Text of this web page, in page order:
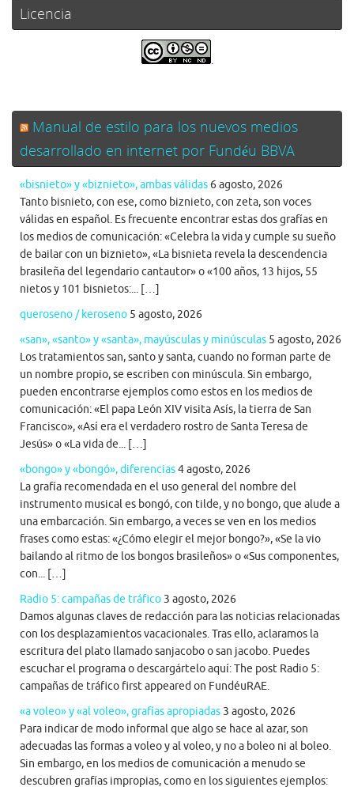
Licencia
.
Manual de estilo para los nuevos medios
desarrollado en internet por Fundéu BBVA
«bisnieto» y «biznieto», ambas válidas 6 agosto, 2026
Tanto bisnieto, con ese, como biznieto, con zeta, son voces
válidas en español. Es frecuente encontrar estas dos grafías en
los medios de comunicación: «Celebra la vida y cumple su sueño
de bailar con un biznieto», «La bisnieta revela la descendencia
brasileña del legendario cantautor» o «100 años, 13 hijos, 55
nietos y 101 bisnietos:... […]
queroseno / keroseno 5 agosto, 2026
«san», «santo» y «santa», mayúsculas y minúsculas 5 agosto, 2026
Los tratamientos san, santo y santa, cuando no forman parte de
un nombre propio, se escriben con minúscula. Sin embargo,
pueden encontrarse ejemplos como estos en los medios de
comunicación: «El papa León XIV visita Asís, la tierra de San
Francisco», «Así era el verdadero rostro de Santa Teresa de
Jesús» o «La vida de... […]
«bongo» y «bongó», diferencias4 agosto, 2026
La grafía recomendada en el uso general del nombre del
instrumento musical es bongó, con tilde, y no bongo, que alude a
una embarcación. Sin embargo, a veces se ven en los medios
frases como estas: «¿Cómo elegir el mejor bongo?», «Se la vio
bailando al ritmo de los bongos brasileños» o «Sus componentes,
con... […]
Radio 5: campañas de tráfico 3 agosto, 2026
Damos algunas claves de redacción para las noticias relacionadas
con los desplazamientos vacacionales. Tras ello, aclaramos la
escritura del plato llamado sanjacobo o san jacobo. Puedes
escuchar el programa o descargártelo aquí: The post Radio 5:
campañas de tráfico first appeared on FundéuRAE.
«a voleo» y «al voleo», grafías apropiadas 3 agosto, 2026
Para indicar de modo informal que algo se hace al azar, son
adecuadas las formas a voleo y al voleo, y no a boleo ni al boleo.
Sin embargo, en los medios de comunicación a menudo se
descubren grafías impropias, como en los siguientes ejemplos: